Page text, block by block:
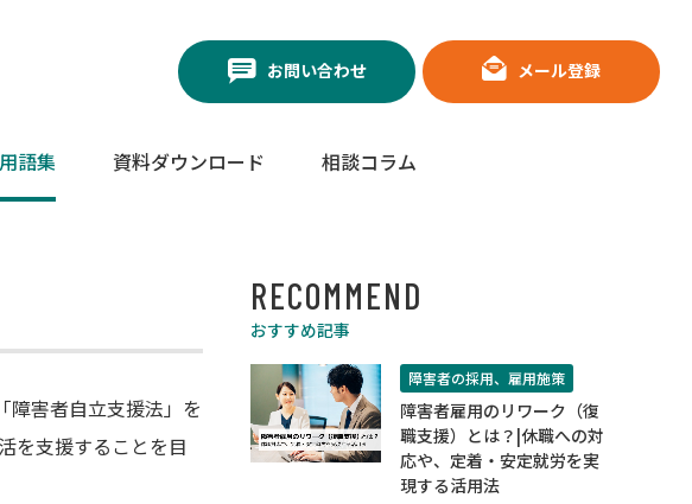
用語集 資料ダウンロード 相談コラム
お問い合わせ メール登録
障害者自立支援法」を
を支援することを目
RECOMMEND
おすすめ記事
障害者の採用、雇用施策
障害者雇用のリワーク（復
職支援）とは？|休職への対
応や、定着・安定就労を実
現する活用法